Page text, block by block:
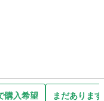
購入希望 まだありま